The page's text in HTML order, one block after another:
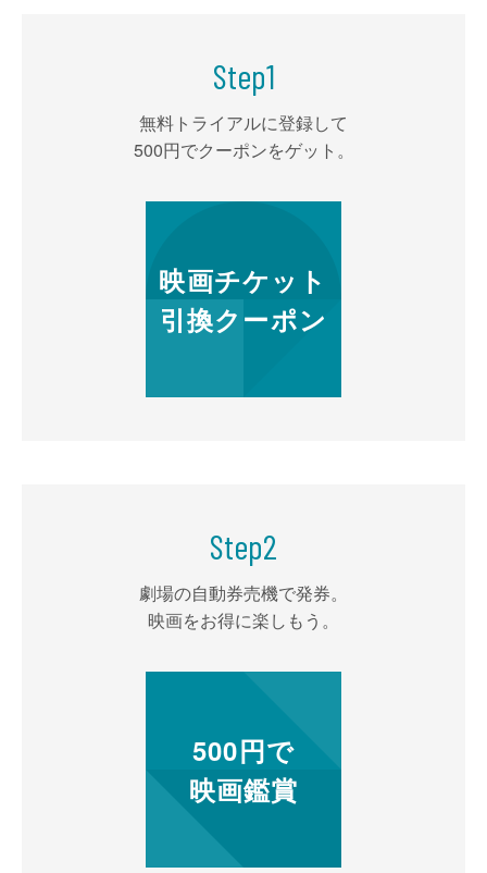
Step1
無料トライアルに登録して
500円でクーポンをゲット。
映画チケット
引換クーポン
Step2
劇場の自動券売機で発券。
映画をお得に楽しもう。
500円で
映画鑑賞